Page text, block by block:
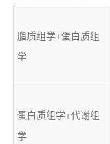
脂质组学+蛋白质组
学
蛋白质组学+代谢组
学